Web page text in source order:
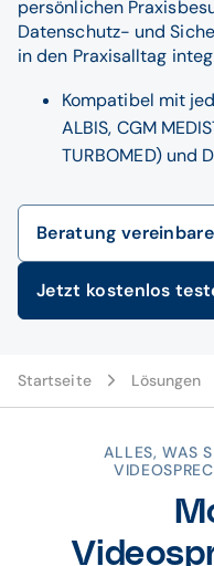
persönlichen
Datenschutz- und
in den Praxisalltag
Kompatibel mit
ALBIS, CGM
TURBOMED) und
Beratung
Jetzt kostenlos
Startseite Lösungen
ALLES, WAS